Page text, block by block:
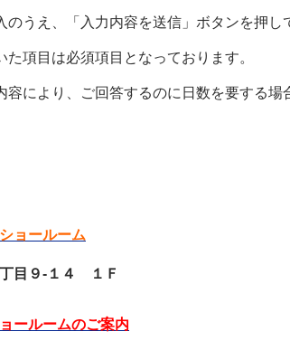
のうえ、「入力内容を送信」ボタンを押し
た項目は必須項目となっております。
容により、ご回答するのに日数を要する
ョールーム
目９-１４ １Ｆ
ールームのご案内